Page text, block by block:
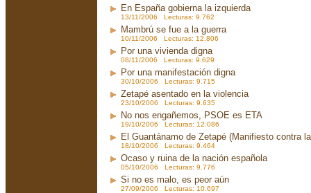
En España gobierna la izquierda
13/11/2006 Lecturas: 9.762
Mambrú se fue a la guerra
10/11/2006 Lecturas: 12.806
Por una vivienda digna
08/11/2006 Lecturas: 9.629
Por una manifestación digna
30/10/2006 Lecturas: 9.715
Zetapé asentado en la violencia
23/10/2006 Lecturas: 9.635
No nos engañemos, PSOE es ETA
19/10/2006 Lecturas: 12.086
El Guantánamo de Zetapé (Manifiesto contra
18/10/2006 Lecturas: 9.464
Ocaso y ruina de la nación española
05/10/2006 Lecturas: 9.776
Si no es malo, es peor aún
27/09/2006 Lecturas: 10.697